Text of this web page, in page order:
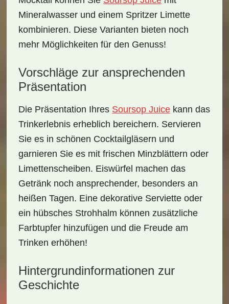
Mineralwasser und einem Spritzer Limette
kombinieren. Diese Varianten bieten noch
mehr Möglichkeiten für den Genuss!
Vorschläge zur ansprechenden
Präsentation
Die Präsentation Ihres Soursop Juicekann das
Trinkerlebnis erheblich bereichern. Servieren
Sie es in schönen Cocktailgläsern und
garnieren Sie es mit frischen Minzblättern oder
Limettenscheiben. Eiswürfel machen das
Getränk noch ansprechender, besonders an
heißen Tagen. Eine dekorative Serviette oder
ein hübsches Strohhalm können zusätzliche
Farbtupfer hinzufügen und die Freude am
Trinken erhöhen!
Hintergrundinformationen zur
Geschichte